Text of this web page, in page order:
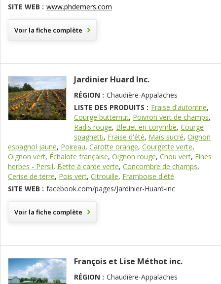
SITE WEB : www.phdemers.com
Voir la fiche complète
Jardinier Huard Inc.
RÉGION : Chaudière-Appalaches
LISTE DES PRODUITS : Fraise d'automne,
Courge butternut, Poivron vert de champs,
Radis rouge, Bleuet en corymbe, Courge
spaghetti, Fraise d'été, Maïs sucré, Oignon
espagnol jaune, Poireau, Carotte orange, Courgette verte,
Oignon vert, Échalote française, Oignon rouge, Chou vert, Fines
herbes - Persil, Bette à carde verte, Concombre de champs,
Cerise de terre, Pois vert, Citrouille, Framboise d'été
SITE WEB : facebook.com/pages/Jardinier-Huard-inc
Voir la fiche complète
François et Lise Méthot inc.
RÉGION : Chaudière-Appalaches